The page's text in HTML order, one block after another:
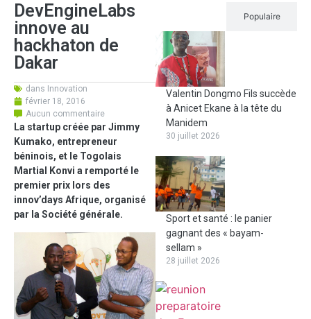
DevEngineLabs
innove au
hackhaton de
Dakar
dans Innovation
février 18, 2016
Aucun commentaire
La startup créée par Jimmy
Kumako, entrepreneur
béninois, et le Togolais
Martial Konvi a remporté le
premier prix lors des
innov’days Afrique, organisé
par la Société générale.
Populaire
Valentin Dongmo Fils succède
à Anicet Ekane à la tête du
Manidem
30 juillet 2026
Sport et santé : le panier
gagnant des « bayam-
sellam »
28 juillet 2026